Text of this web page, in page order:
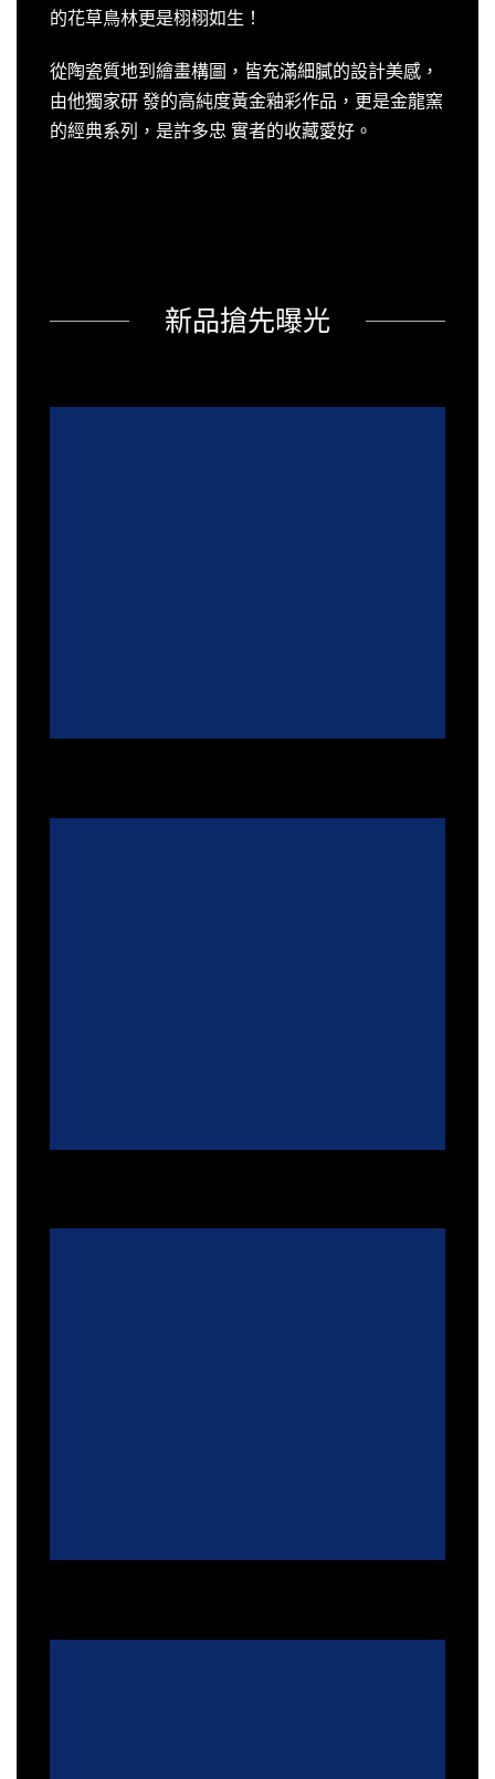
的花草鳥林更是栩栩如生！
從陶瓷質地到繪畫構圖，皆充滿細膩的設計美感，
由他獨家研 發的高純度黃金釉彩作品，更是金龍窯
的經典系列，是許多忠 實者的收藏愛好。
新品搶先曝光